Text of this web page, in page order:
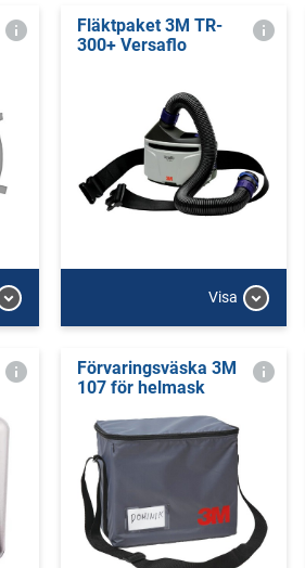
Fläktpaket 3M TR-
300+ Versaflo
Visa
Förvaringsväska 3M
107 för helmask